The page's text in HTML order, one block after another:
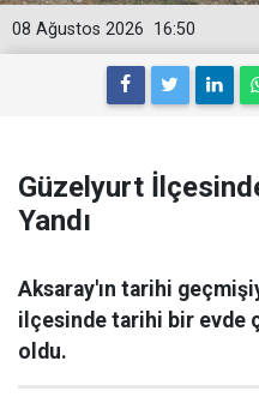
16:50
08 Ağustos 2026
Güzelyurt
Yandı
Aksaray'ın tarihi
ilçesinde tarihi bir evde
oldu.